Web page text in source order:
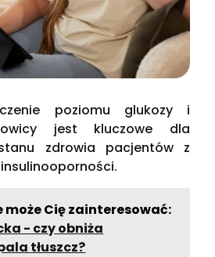
poziomu glukozy i
jest kluczowe dla
zdrowia pacjentów z
może Cię zainteresować:
- czy obniża
tłuszcz?